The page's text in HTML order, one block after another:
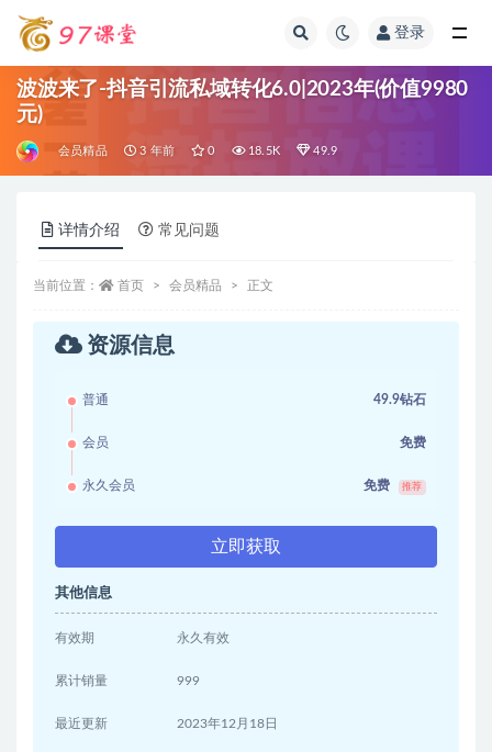
登录
波波来了-抖音引流私域转化6.0|2023年(价值9980
元)
会员精品 3 年前 0 18.5K 49.9
详情介绍 常见问题
当前位置： 首页 会员精品 正文
资源信息
普通 49.9钻石
会员 免费
永久会员 免费 推荐
立即获取
其他信息
有效期 永久有效
累计销量 999
最近更新 2023年12月18日